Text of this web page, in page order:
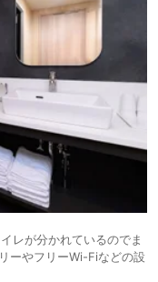
レが分かれているのでま
ーやフリーWi-Fiなどの設